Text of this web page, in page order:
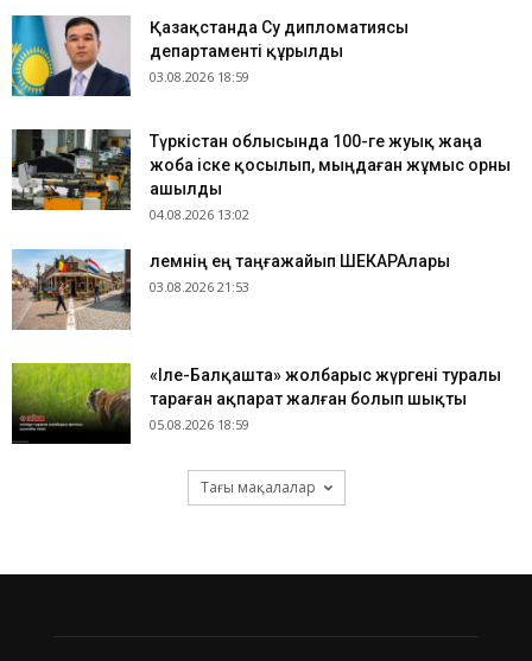
Қазақстанда Су дипломатиясы
департаменті құрылды
03.08.2026 18:59
Түркістан облысында 100-ге жуық жаңа
жоба іске қосылып, мыңдаған жұмыс орны
ашылды
04.08.2026 13:02
​Әлемнің ең таңғажайып ШЕКАРАлары
03.08.2026 21:53
«Іле-Балқашта» жолбарыс жүргені туралы
тараған ақпарат жалған болып шықты
05.08.2026 18:59
Тағы мақалалар